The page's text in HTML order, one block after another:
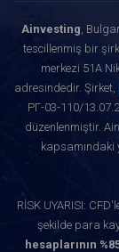
Ainvesting,
tescillenmiş bir
merkezi 51A
adresindedir. Şirket,
РГ-03-110/
düzenlenmiştir.
kapsamındaki
RİSK UYARISI:
şekilde para
hesaplarının